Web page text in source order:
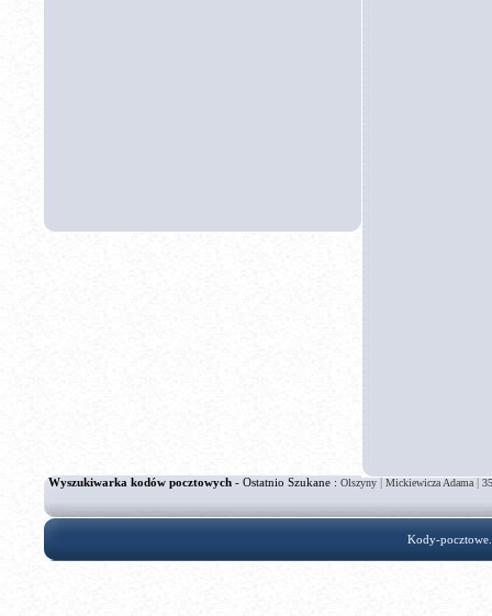
Wyszukiwarka kodów pocztowych - Ostatnio Szukane : Olszyny|Mickiewicza Adama|
Kody-